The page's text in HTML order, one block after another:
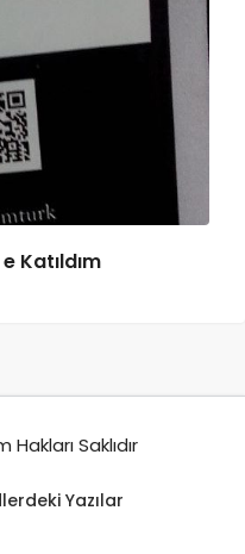
Katıldım
Saklıdır
Yazılar